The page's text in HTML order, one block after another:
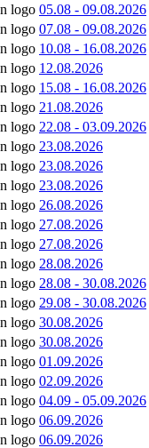
05.08 - 09.08.2026
07.08 - 09.08.2026
10.08 - 16.08.2026
12.08.2026
15.08 - 16.08.2026
21.08.2026
22.08 - 03.09.2026
23.08.2026
23.08.2026
23.08.2026
26.08.2026
27.08.2026
27.08.2026
28.08.2026
28.08 - 30.08.2026
29.08 - 30.08.2026
30.08.2026
30.08.2026
01.09.2026
02.09.2026
04.09 - 05.09.2026
06.09.2026
06.09.2026